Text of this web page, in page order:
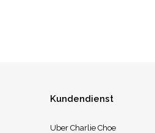
Kundendienst
Uber Charlie Choe